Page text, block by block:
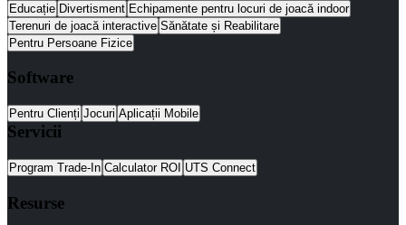
Educație Divertisment Echipamente pentru locuri de joacă indoor
Terenuri de joacă interactive Sănătate și Reabilitare
Pentru Persoane Fizice
Software
Pentru Clienți Jocuri Aplicații Mobile
Servicii
Program Trade-In Calculator ROI UTS Connect
Resurse